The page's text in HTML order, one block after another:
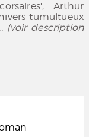
Arthur
tumultueux
(voir description